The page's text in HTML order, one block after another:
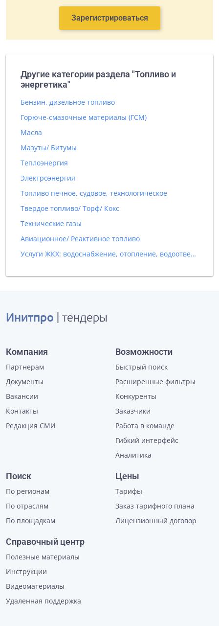
Зарегистрироваться
Другие категории раздела "Топливо и
энергетика"
Бензин, дизельное топливо
Горюче-смазочные материалы (ГСМ)
Масла
Мазуты/ Битумы
Теплоэнергия
Электроэнергия
Топливо печное, судовое, технологическое
Твердое топливо/ Торф/ Кокс
Технические газы
Авиационное/ Реактивное топливо
Услуги ЖКХ: водоснабжение, отопление, водоотведение
Инитпро | тендеры
Компания
Партнерам
Документы
Вакансии
Контакты
Редакция СМИ
Возможности
Быстрый поиск
Расширенные фильтры
Конкуренты
Заказчики
Работа в команде
Гибкий интерфейс
Аналитика
Поиск
По регионам
По отраслям
По площадкам
Цены
Тарифы
Заказ тарифного плана
Лицензионный договор
Справочный центр
Полезные материалы
Инструкции
Видеоматериалы
Удаленная поддержка